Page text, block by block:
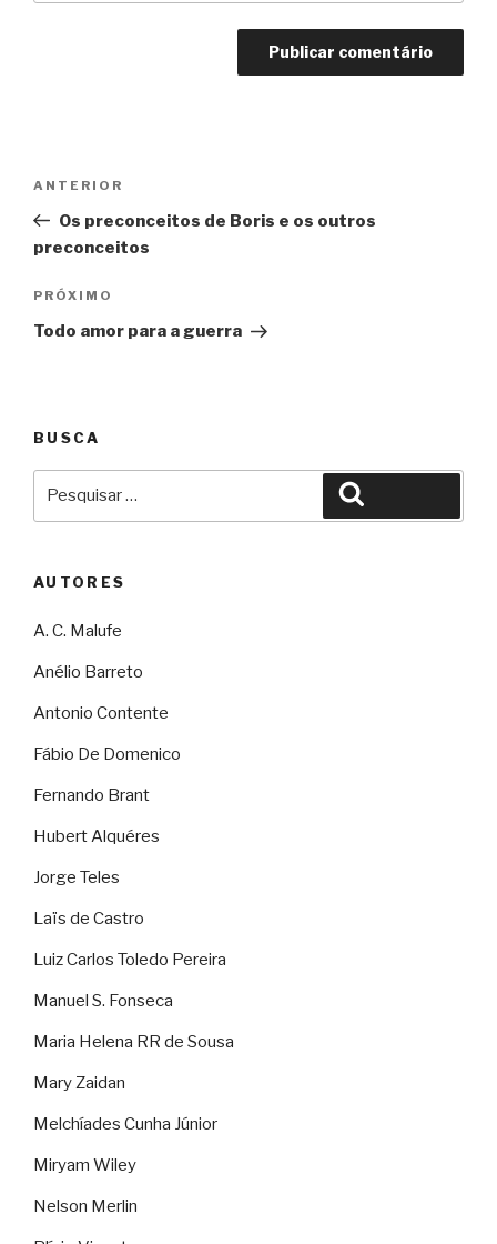
Post
Anterior
ANTERIOR
Os preconceitos de Boris e os outros
preconceitos
Próximo
PRÓXIMO
Todo amor para a guerra
BUSCA
AUTORES
A. C. Malufe
Anélio Barreto
Antonio Contente
Fábio De Domenico
Fernando Brant
Hubert Alquéres
Jorge Teles
Laïs de Castro
Luiz Carlos Toledo Pereira
Manuel S. Fonseca
Maria Helena RR de Sousa
Mary Zaidan
Melchíades Cunha Júnior
Miryam Wiley
Nelson Merlin